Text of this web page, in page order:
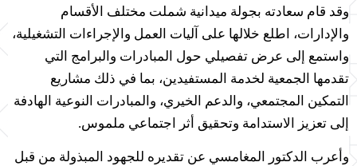
وقد قام سعادته بجولة ميدانية شملت مختلف الأقسام
والإدارات، اطلع خلالها على آليات العمل والإجراءات التشغيلية،
واستمع إلى عرض تفصيلي حول المبادرات والبرامج التي
تقدمها الجمعية لخدمة المستفيدين، بما في ذلك مشاريع
التمكين المجتمعي، والدعم الخيري، والمبادرات النوعية الهادفة
إلى تعزيز الاستدامة وتحقيق أثر اجتماعي ملموس.
وأعرب الدكتور المغامسي عن تقديره للجهود المبذولة من قبل